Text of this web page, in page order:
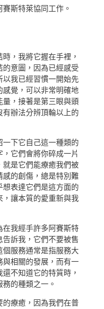
斯特萊協同工作。
，我將它握在手裡，
意圖，因為已經感受
以我已經習慣一開始先
覺，可以非常明確地
量，接著是第三眼與頭
辦法分辨頂輪以上的
下它自己這一種類的
它們會將你碎成一片
是它們能療癒我們被
的創傷，總是特別難
表達它們是這方面的
讓本質的愛重新與我
我經手許多阿賽斯特
訴我，它們不要被售
個服務通常是指服務大
與相關的發展，而有一
不知道它的特質時，
的種類之一。
療癒，因為我們在普